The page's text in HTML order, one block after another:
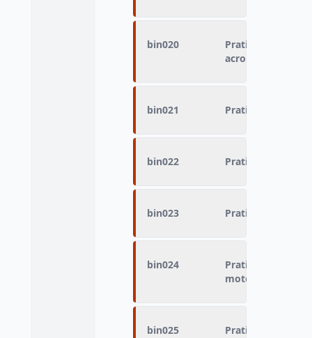
bin020
Pratique du sport
acrobatiques en
bin021 Pratique du
bin022 Pratique du sport
bin023 Pratique du
bin024
Pratique du sport
motorisés
bin025
Pratique du